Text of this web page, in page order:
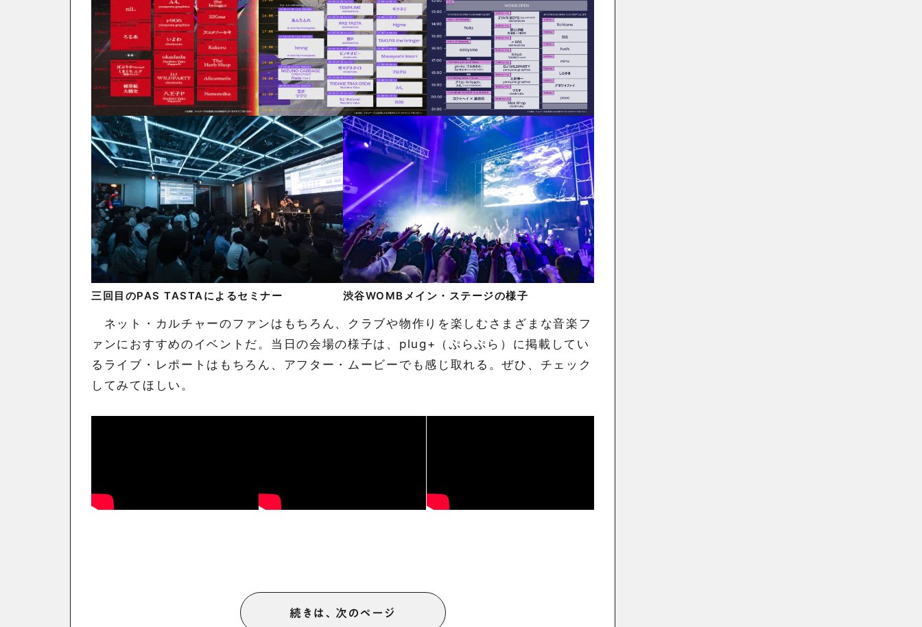
三回目のPAS TASTAによるセミナー 渋谷WOMBメイン・ステージの様子
ネット・カルチャーのファンはもちろん、クラブや物作りを楽しむさまざまな音楽フ
ァンにおすすめのイベントだ。当日の会場の様子は、plug+（ぷらぷら）に掲載してい
るライブ・レポートはもちろん、アフター・ムービーでも感じ取れる。ぜひ、チェック
してみてほしい。
続きは、次のページ